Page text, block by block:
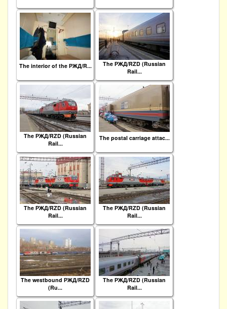
The interior of the РЖД/R...
The РЖД/RZD (Russian
Rail...
The РЖД/RZD (Russian
Rail...
The postal carriage attac...
The РЖД/RZD (Russian
Rail...
The РЖД/RZD (Russian
Rail...
The westbound РЖД/RZD
(Ru...
The РЖД/RZD (Russian
Rail...